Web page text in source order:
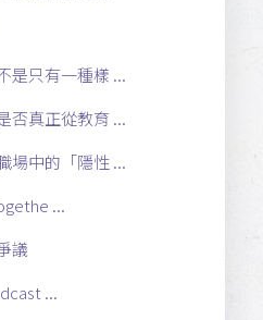
是只有一種樣 ...
否真正從教育 ...
場中的「隱性 ...
...
議
...